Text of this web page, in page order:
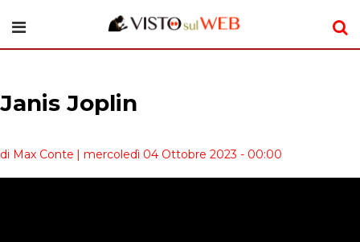
Janis Joplin
di Max Conte | mercoledì 04 Ottobre 2023 - 00:00